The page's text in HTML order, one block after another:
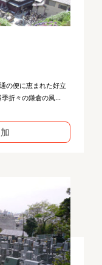
の便に恵まれた好立
折々の鎌倉の風...